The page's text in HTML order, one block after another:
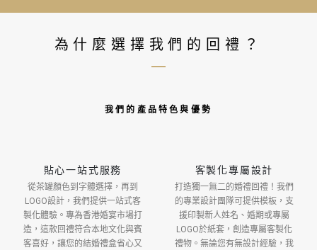
為什麼選擇我們的回禮？
我們的產品特色與優勢
貼心一站式服務
從茶罐顏色到字體選擇，再到
LOGO設計，我們提供一站式客
製化體驗。專為香港婚宴市場打
造，這款回禮符合本地文化與賓
客喜好，讓您的結婚禮盒省心又
客製化專屬設計
打造獨一無二的婚禮回禮！我們
的專業設計團隊可提供模板，支
援印製新人姓名、婚期或專屬
LOGO於紙套，創造專屬客製化
禮物。無論您有無設計經驗，我